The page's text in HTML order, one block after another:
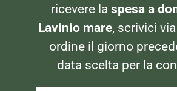
De Cecco Spaghettini 500gr
ricevere la spesa a
Lavinio mare, scrivici
ordine il giorno
data scelta per la